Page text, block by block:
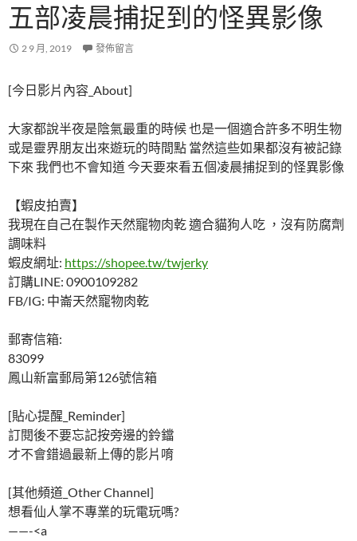
五部凌晨捕捉到的怪異影像
2 9 月, 2019 發佈留言
[今日影片內容_About]
大家都說半夜是陰氣最重的時候 也是一個適合許多不明生物
或是靈界朋友出來遊玩的時間點 當然這些如果都沒有被記錄
下來 我們也不會知道 今天要來看五個凌晨捕捉到的怪異影像
【蝦皮拍賣】
我現在自己在製作天然寵物肉乾 適合貓狗人吃 ，沒有防腐劑
調味料
蝦皮網址: https://shopee.tw/twjerky
訂購LINE: 0900109282
FB/IG: 中崙天然寵物肉乾
郵寄信箱:
83099
鳳山新富郵局第126號信箱
[貼心提醒_Reminder]
訂閱後不要忘記按旁邊的鈴鐺
才不會錯過最新上傳的影片唷
[其他頻道_Other Channel]
想看仙人掌不專業的玩電玩嗎?
——-<a